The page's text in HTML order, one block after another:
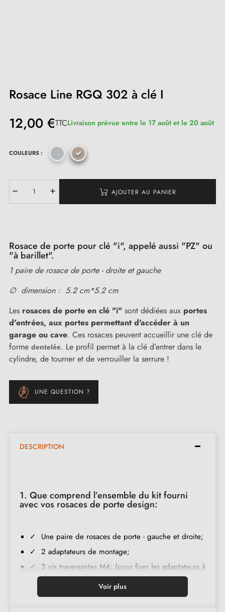
Rosace Line RGQ 302 à clé I
12,00 €TTCLivraison prévue entre le 17 août et le 20 août
COULEURS :
AJOUTER AU PANIER
Rosace de porte pour clé "i", appelé aussi "PZ" ou
"à barillet".
1 paire de rosace de porte - droite et gauche
∅ dimension : 5.2 cm*5.2 cm
Les rosaces de porte en clé "i" sont dédiées aux portes
d'entrées, aux portes permettant d'accéder à un
garage ou cave. Ces rosaces peuvent accueillir une clé de
forme dentelée. Le profil permet à la clé d’entrer dans le
cylindre, de tourner et de verrouiller la serrure !
UNE QUESTION ?
DESCRIPTION
1. Que comprend l’ensemble du kit fourni
avec vos rosaces de porte design:
✓ Une paire de rosaces de porte - gauche et droite;
✓ 2 adaptateurs de montage;
✓ 2 vis traversantes M4; (pour fixer les adaptateurs à
la porte);
✓ Jeu de vis à bois(sur demande spéciale);
Voir plus